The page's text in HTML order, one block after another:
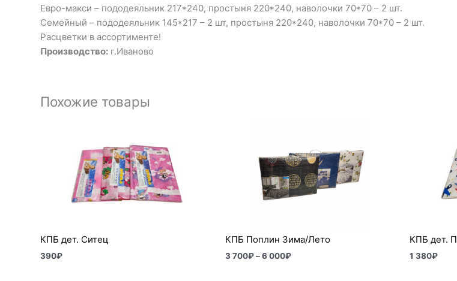
Евро-макси – пододеяльник 217*240, простыня 220*240, наволочки 70*70 – 2 шт.
Семейный – пододеяльник 145*217 – 2 шт, простыня 220*240, наволочки 70*70 – 2 шт.
Расцветки в ассортименте!
Производство: г.Иваново
Похожие товары
КПБ дет. Ситец
390₽
КПБ Поплин Зима/Лето
3 700₽ – 6 000₽
700₽
–
6
000₽
КПБ дет.
1 380₽